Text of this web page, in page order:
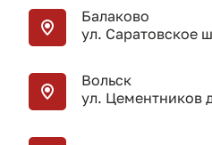
Балаково
ул. Саратовское
Вольск
ул. Цементников